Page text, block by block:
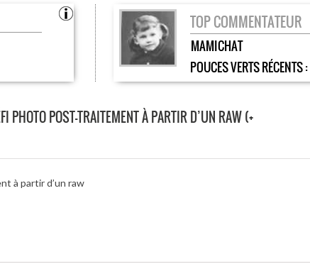
TOP COMMENTATEUR
MAMICHAT
POUCES VERTS RÉCENTS :
PHOTO POST-TRAITEMENT À PARTIR D’UN RAW (+
à partir d’un raw